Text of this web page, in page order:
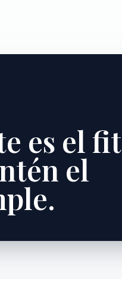
es el fit
el